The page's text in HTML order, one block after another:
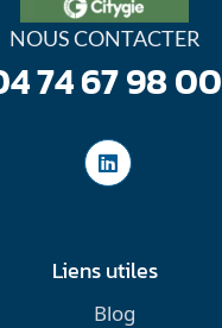
NOUS CONTACTER
74 67 98 00
Liens utiles
Blog